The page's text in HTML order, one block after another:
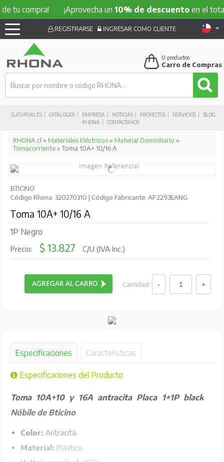
¡Aprovecha un10% de descuentoen el total de tu
SUCURSALES CATÁLOGOS EMPRESA NOTICIAS PROYECTOS SERVICIOS
BLOG
RHONA
CONTÁCTANOS
REGISTRARSE INGRESAR COMO CLIENTE
0 productos
Carro de Compras
RHONA.cl » Materiales Eléctricos» Material Domiciliario »
Tomacorriente» Toma 10A+ 10/16 A
BTICINO
Código Rhona: 320270310 | Código Fabricante: AF2293EANG
Toma 10A+ 10/16 A
1P Negro
Precio: $ 13.827 C/U (IVA Inc.)
Cantidad:
Especificaciones Características
Especificaciones del Producto
Toma 10A+10 y 16A antracita Placa 1+1P black
Nóbile de Bticino
Color: Antracita.
Material: Plástico.